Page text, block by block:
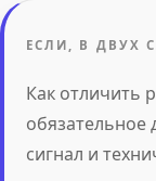
ЕСЛИ, В ДВУХ
Как отличить
обязательное
сигнал и